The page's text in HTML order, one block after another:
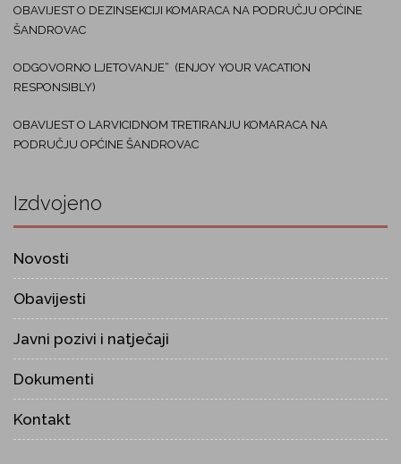
OBAVIJEST O DEZINSEKCIJI KOMARACA NA PODRUČJU OPĆINE
ŠANDROVAC
ODGOVORNO LJETOVANJE“ (ENJOY YOUR VACATION
RESPONSIBLY)
OBAVIJEST O LARVICIDNOM TRETIRANJU KOMARACA NA
PODRUČJU OPĆINE ŠANDROVAC
Izdvojeno
Novosti
Obavijesti
Javni pozivi i natječaji
Dokumenti
Kontakt